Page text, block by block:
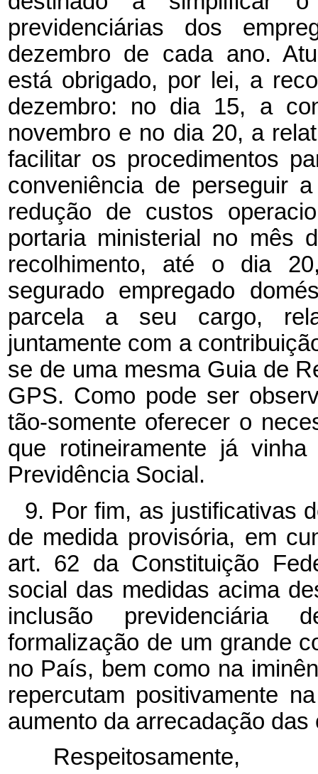
previdenciárias dos
dezembro de cada ano.
está obrigado, por lei, a
dezembro: no dia 15, a
novembro e no dia 20, a
facilitar os procedimentos
conveniência de perseguir
redução de custos
portaria ministerial no mês
recolhimento, até o dia
segurado empregado
parcela a seu cargo,
juntamente com a
se de uma mesma Guia de
GPS. Como pode ser
tão-somente oferecer o
que rotineiramente já
Previdência Social.
9. Por fim, as justificativas
de medida provisória, em
art. 62 da Constituição
social das medidas acima
inclusão previdenciária
formalização de um grande
no País, bem como na
repercutam positivamente
aumento da arrecadação
Respeitosamente,